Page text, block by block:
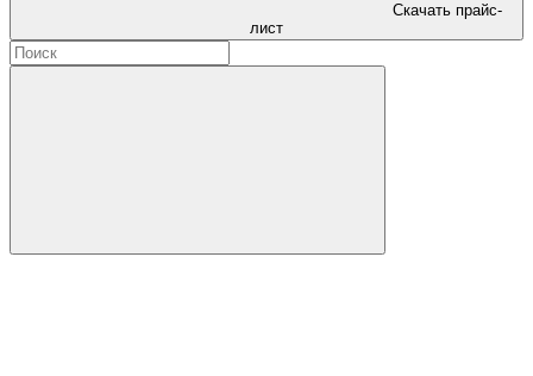
Скачать прайс-
лист